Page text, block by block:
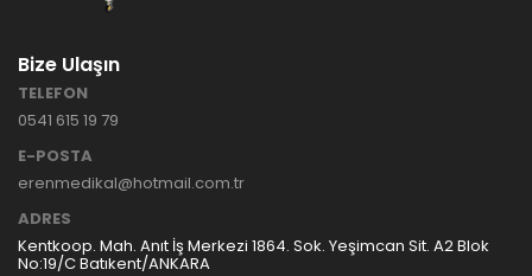
Bize Ulaşın
TELEFON
0541 615 19 79
E-POSTA
erenmedikal@hotmail.com.tr
ADRES
Kentkoop. Mah. Anıt İş Merkezi 1864. Sok. Yeşimcan Sit. A2 Blok
No:19/C Batıkent/ANKARA